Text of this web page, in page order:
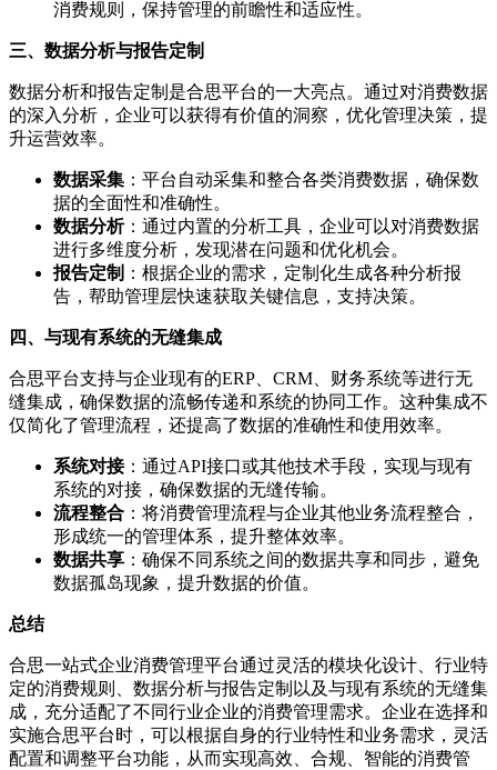
消费规则，保持管理的前瞻性和适应性。
三、数据分析与报告定制
数据分析和报告定制是合思平台的一大亮点。通过对消费数据
的深入分析，企业可以获得有价值的洞察，优化管理决策，提
升运营效率。
数据采集 ：平台自动采集和整合各类消费数据，确保数
据的全面性和准确性。
数据分析：通过内置的分析工具，企业可以对消费数据
进行多维度分析，发现潜在问题和优化机会。
报告定制 ：根据企业的需求，定制化生成各种分析报
告，帮助管理层快速获取关键信息，支持决策。
四、与现有系统的无缝集成
合思平台支持与企业现有的ERP、CRM、财务系统等进行无
缝集成，确保数据的流畅传递和系统的协同工作。这种集成不
仅简化了管理流程，还提高了数据的准确性和使用效率。
系统对接：通过API接口或其他技术手段，实现与现有
系统的对接，确保数据的无缝传输。
流程整合 ：将消费管理流程与企业其他业务流程整合，
形成统一的管理体系，提升整体效率。
数据共享 ：确保不同系统之间的数据共享和同步，避免
数据孤岛现象，提升数据的价值。
总结
合思一站式企业消费管理平台通过灵活的模块化设计、行业特
定的消费规则、数据分析与报告定制以及与现有系统的无缝集
成，充分适配了不同行业企业的消费管理需求。企业在选择和
实施合思平台时，可以根据自身的行业特性和业务需求，灵活
配置和调整平台功能，从而实现高效、合规、智能的消费管